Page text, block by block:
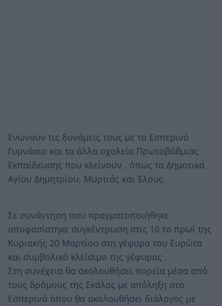
Ενώνουν τις δυνάμεις τους με το Εσπερινό
Γυμνάσιο και τα άλλα σχολεία Πρωτοβάθμιας
Εκπαίδευσης που κλείνουν , όπως τα Δημοτικά
Αγίου Δημητρίου, Μυρτιάς και Έλους.
Σε συνάντηση που πραγματοποιήθηκε
αποφασίστηκε συγκέντρωση στις 10 το πρωί της
Κυριακής 20 Μαρτίου στη γέφυρα του Ευρώτα
και συμβολικό κλείσιμο της γέφυρας .
Στη συνέχεια θα ακολουθήσει πορεία μέσα από
τους δρόμους της Σκάλας με απόληξη στο
Εσπερινό όπου θα ακολουθήσει διάλογος με